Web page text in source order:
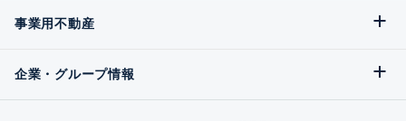
事業用不動産
企業・グループ情報